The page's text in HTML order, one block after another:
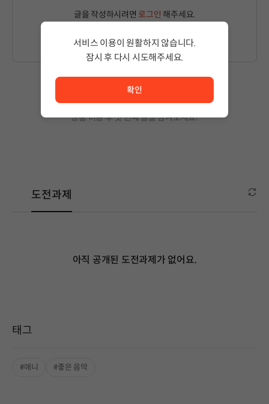
글을 작성하시려면 로그인 해주세요.
작성된 글이 없습니다.
상품 이용 후 첫 번째 글을 남겨보세요!
도전과제
아직 공개된 도전과제가 없어요.
태그
#애니 #좋은 음악
서비스 이용이 원활하지 않습니다.
잠시 후 다시 시도해주세요.
확인